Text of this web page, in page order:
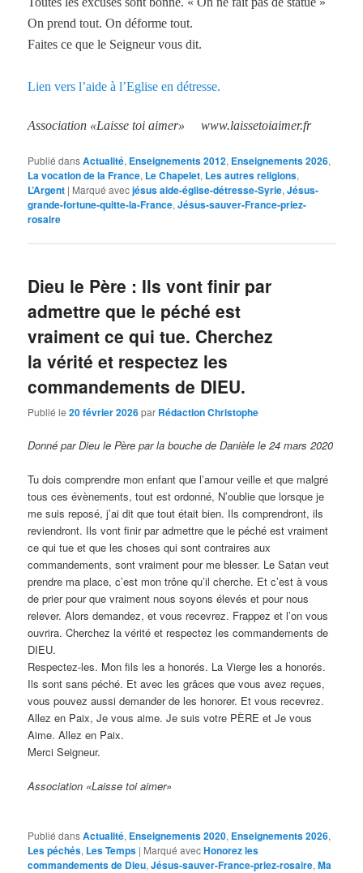
On prend tout. On déforme tout.
Faites ce que le Seigneur vous dit.
Lien vers l’aide à l’Eglise en détresse.
Association «Laisse toi aimer» www.laissetoiaimer.fr
Publié dansActualité, Enseignements 2012, Enseignements 2026,
La vocation de la France, Le Chapelet, Les autres religions,
L’Argent | Marqué avecjésus aide-église-détresse-Syrie,Jésus-
grande-fortune-quitte-la-France,Jésus-sauver-France-priez-
rosaire
Dieu le Père : Ils vont finir par
admettre que le péché est
vraiment ce qui tue. Cherchez
la vérité et respectez les
commandements de DIEU.
Publié le20 février 2026par Rédaction Christophe
Donné par Dieu le Père par la bouche de Danièle le 24 mars 2020
Tu dois comprendre mon enfant que l’amour veille et que malgré
tous ces évènements, tout est ordonné, N’oublie que lorsque je
me suis reposé, j’ai dit que tout était bien. Ils comprendront, ils
reviendront. Ils vont finir par admettre que le péché est vraiment
ce qui tue et que les choses qui sont contraires aux
commandements, sont vraiment pour me blesser. Le Satan veut
prendre ma place, c’est mon trône qu’il cherche. Et c’est à vous
de prier pour que vraiment nous soyons élevés et pour nous
relever. Alors demandez, et vous recevrez. Frappez et l’on vous
ouvrira. Cherchez la vérité et respectez les commandements de
DIEU.
Respectez-les. Mon fils les a honorés. La Vierge les a honorés.
Ils sont sans péché. Et avec les grâces que vous avez reçues,
vous pouvez aussi demander de les honorer. Et vous recevrez.
Allez en Paix, Je vous aime. Je suis votre PÈRE et Je vous
Aime. Allez en Paix.
Merci Seigneur.
Association «Laisse toi aimer»
Publié dansActualité, Enseignements 2020, Enseignements 2026,
Les péchés, Les Temps | Marqué avecHonorez les
commandements de Dieu,Jésus-sauver-France-priez-rosaire,Ma